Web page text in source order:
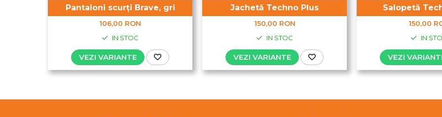
Pantaloni scurți Brave, gri
106,00 RON
IN STOC
VEZI VARIANTE
Jachetă Techno Plus
150,00 RON
IN STOC
VEZI VARIANTE
Salopetă
150,00
IN
VEZI